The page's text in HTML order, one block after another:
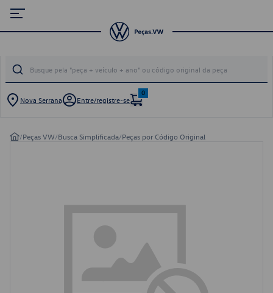
Nova Serrana Entre/registre-se
0
/Peças VW/Busca Simplificada/Peças por Código Original